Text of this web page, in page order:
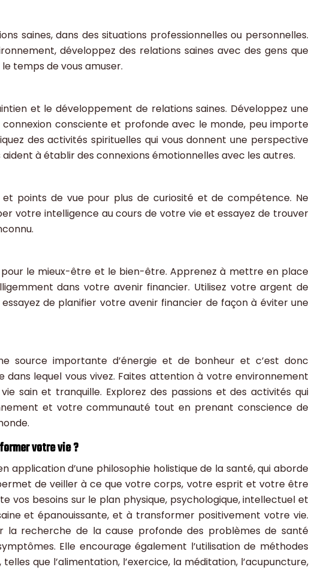
saines, dans des situations professionnelles ou personnelles.
développez des relations saines avec des gens que
temps de vous amuser.
et le développement de relations saines. Développez une
connexion consciente et profonde avec le monde, peu importe
des activités spirituelles qui vous donnent une perspective
à établir des connexions émotionnelles avec les autres.
et points de vue pour plus de curiosité et de compétence. Ne
votre intelligence au cours de votre vie et essayez de trouver
le mieux-être et le bien-être. Apprenez à mettre en place
dans votre avenir financier. Utilisez votre argent de
de planifier votre avenir financier de façon à éviter une
source importante d’énergie et de bonheur et c’est donc
dans lequel vous vivez. Faites attention à votre environnement
sain et tranquille. Explorez des passions et des activités qui
et votre communauté tout en prenant conscience de
votre vie ?
application d’une philosophie holistique de la santé, qui aborde
de veiller à ce que votre corps, votre esprit et votre être
vos besoins sur le plan physique, psychologique, intellectuel et
et épanouissante, et à transformer positivement votre vie.
la recherche de la cause profonde des problèmes de santé
Elle encourage également l’utilisation de méthodes
que l’alimentation, l’exercice, la méditation, l’acupuncture,